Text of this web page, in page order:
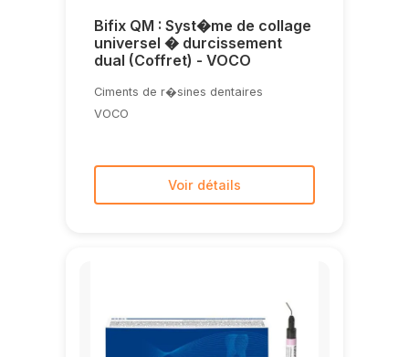
Bifix QM : Syst�me de collage
universel � durcissement
dual (Coffret) - VOCO
Ciments de r�sines dentaires
VOCO
Voir détails